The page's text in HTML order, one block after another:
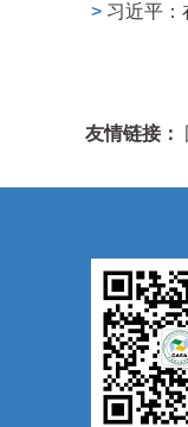
> 习近平：
友情链接：